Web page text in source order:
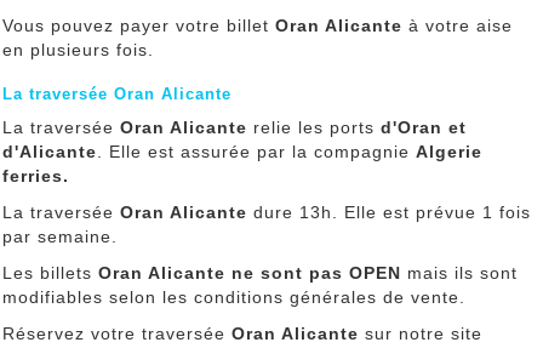
Vous pouvez payer votre billet Oran Alicante à votre aise
en plusieurs fois.
La traversée Oran Alicante
La traversée Oran Alicante relie les ports d'Oran et
d'Alicante . Elle est assurée par la compagnie Algerie
ferries.
La traversée Oran Alicante dure 13h. Elle est prévue 1 fois
par semaine.
Les billets Oran Alicante ne sont pas OPEN mais ils sont
modifiables selon les conditions générales de vente.
Réservez votre traversée Oran Alicante sur notre site